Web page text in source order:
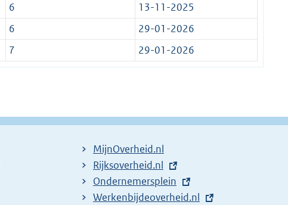
6
13-11-2025
6
29-01-2026
7 29-01-2026
MijnOverheid.nl
E
x
t
Rijksoverheid.nl
E
x
Ondernemersplein
E
Werkenbijdeoverheid.nl